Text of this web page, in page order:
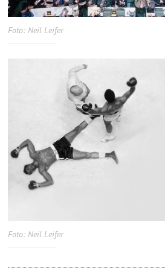
Foto: Neil Leifer
Foto: Neil Leifer